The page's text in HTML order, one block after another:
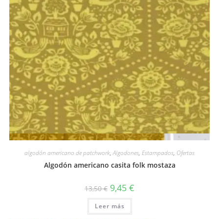
Vista rápida
algodón americano de patchwork,Algodones, Estampados, Ofertas
Algodón americano casita folk mostaza
13,50€ El
precio
original
era:
13,50 €.
9,45 €
Leer más